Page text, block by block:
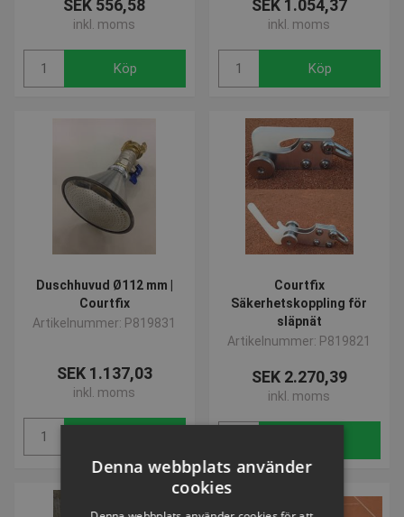
SEK 556,58
inkl. moms
Köp
SEK 1.054,37
inkl. moms
Köp
Duschhuvud Ø112 mm |
Courtfix
Artikelnummer: P819831
SEK 1.137,03
inkl. moms
Courtfix
Säkerhetskoppling för
släpnät
Artikelnummer: P819821
SEK 2.270,39
inkl. moms
Denna webbplats använder
cookies